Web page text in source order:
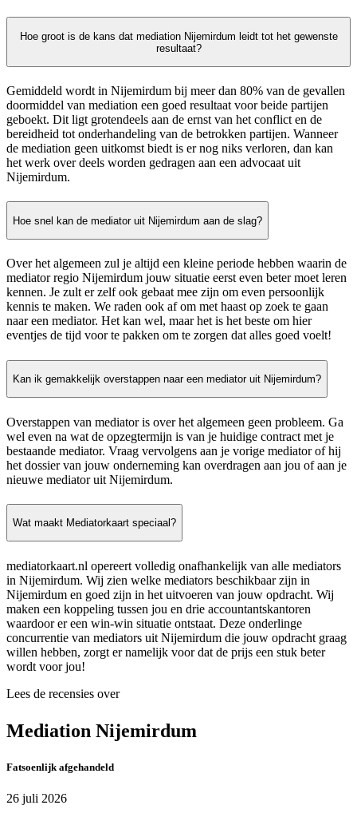
Hoe groot is de kans dat mediation Nijemirdum leidt tot het gewenste
resultaat?
Gemiddeld wordt in Nijemirdum bij meer dan 80% van de gevallen
doormiddel van mediation een goed resultaat voor beide partijen
geboekt. Dit ligt grotendeels aan de ernst van het conflict en de
bereidheid tot onderhandeling van de betrokken partijen. Wanneer
de mediation geen uitkomst biedt is er nog niks verloren, dan kan
het werk over deels worden gedragen aan een advocaat uit
Nijemirdum.
Hoe snel kan de mediator uit Nijemirdum aan de slag?
Over het algemeen zul je altijd een kleine periode hebben waarin de
mediator regio Nijemirdum jouw situatie eerst even beter moet leren
kennen. Je zult er zelf ook gebaat mee zijn om even persoonlijk
kennis te maken. We raden ook af om met haast op zoek te gaan
naar een mediator. Het kan wel, maar het is het beste om hier
eventjes de tijd voor te pakken om te zorgen dat alles goed voelt!
Kan ik gemakkelijk overstappen naar een mediator uit Nijemirdum?
Overstappen van mediator is over het algemeen geen probleem. Ga
wel even na wat de opzegtermijn is van je huidige contract met je
bestaande mediator. Vraag vervolgens aan je vorige mediator of hij
het dossier van jouw onderneming kan overdragen aan jou of aan je
nieuwe mediator uit Nijemirdum.
Wat maakt Mediatorkaart speciaal?
mediatorkaart.nl opereert volledig onafhankelijk van alle mediators
in Nijemirdum. Wij zien welke mediators beschikbaar zijn in
Nijemirdum en goed zijn in het uitvoeren van jouw opdracht. Wij
maken een koppeling tussen jou en drie accountantskantoren
waardoor er een win-win situatie ontstaat. Deze onderlinge
concurrentie van mediators uit Nijemirdum die jouw opdracht graag
willen hebben, zorgt er namelijk voor dat de prijs een stuk beter
wordt voor jou!
Lees de recensies over
Mediation Nijemirdum
Fatsoenlijk afgehandeld
26 juli 2026